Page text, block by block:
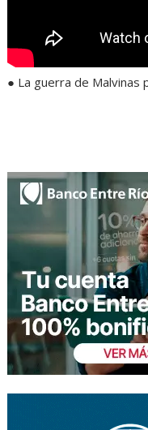
● La guerra de Malvinas